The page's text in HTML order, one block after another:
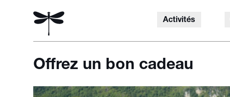
Activités
Offrez un bon cadeau